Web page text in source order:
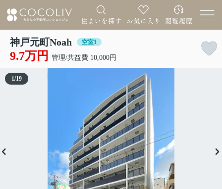
神戸元町Noah 空室1
9.7万円 管理/共益費 10,000円
1/19